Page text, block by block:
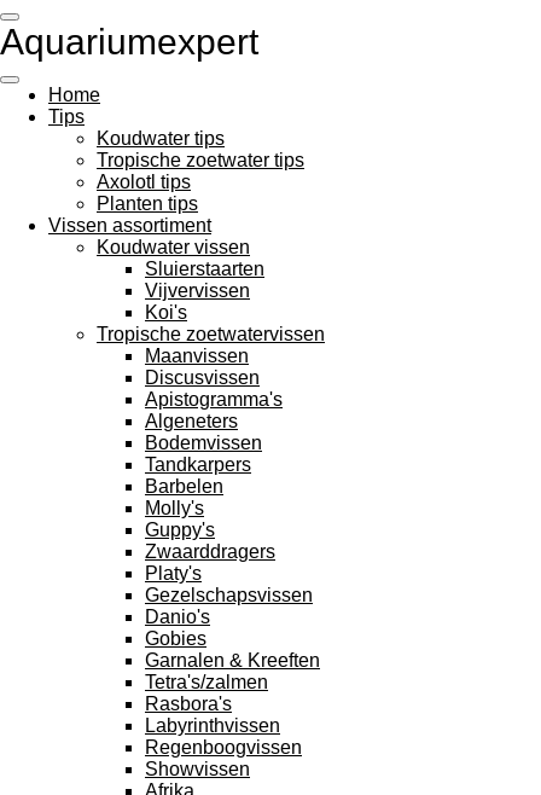
Ga
direct
naar
de
hoofdinhoud
Aquariumexpert
Home
Tips
Koudwater tips
Tropische zoetwater tips
Axolotl tips
Planten tips
Vissen assortiment
Koudwater vissen
Sluierstaarten
Vijvervissen
Koi's
Tropische zoetwatervissen
Maanvissen
Discusvissen
Apistogramma's
Algeneters
Bodemvissen
Tandkarpers
Barbelen
Molly's
Guppy's
Zwaarddragers
Platy's
Gezelschapsvissen
Danio's
Gobies
Garnalen & Kreeften
Tetra's/zalmen
Rasbora's
Labyrinthvissen
Regenboogvissen
Showvissen
Afrika